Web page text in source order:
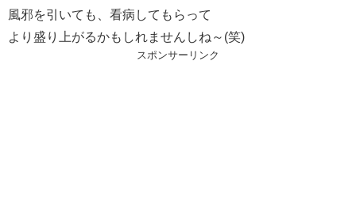
風邪を引いても、看病してもらって
より盛り上がるかもしれませんしね～(笑)
スポンサーリンク